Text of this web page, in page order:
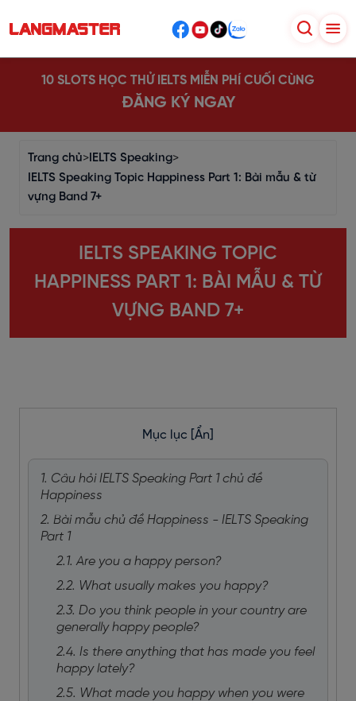
10 SLOTS HỌC THỬ IELTS MIỄN PHÍ CUỐI CÙNG
ĐĂNG KÝ NGAY
Trang chủ> IELTS Speaking>
IELTS Speaking Topic Happiness Part 1: Bài mẫu & từ
vựng Band 7+
IELTS SPEAKING TOPIC
HAPPINESS PART 1: BÀI MẪU & TỪ
VỰNG BAND 7+
Mục lục [Ẩn]
1. Câu hỏi IELTS Speaking Part 1 chủ đề
Happiness
2. Bài mẫu chủ đề Happiness - IELTS Speaking
Part 1
2.1. Are you a happy person?
2.2. What usually makes you happy?
2.3. Do you think people in your country are
generally happy people?
2.4. Is there anything that has made you feel
happy lately?
2.5. What made you happy when you were